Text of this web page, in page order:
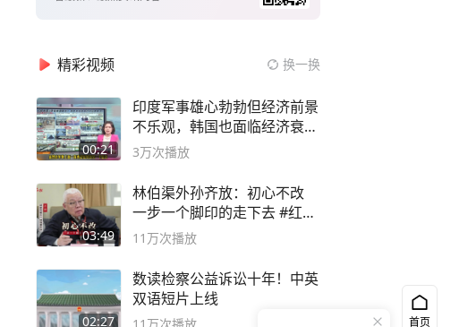
精彩视频 换一换
00:21
印度军事雄心勃勃但经济前景
不乐观，韩国也面临经济衰退
风险
3万次播放
03:49
林伯渠外孙齐放：初心不改
一步一个脚印的走下去 #红船
论坛
11万次播放
02:27
数读检察公益诉讼十年！中英
双语短片上线
首页